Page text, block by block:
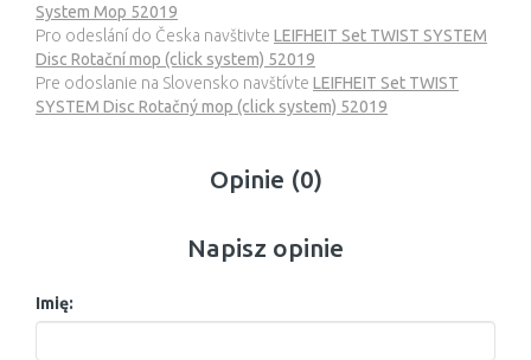
System Mop 52019
Pro odeslání do Česka navštivte LEIFHEIT Set TWIST SYSTEM
Disc Rotační mop (click system) 52019
Pre odoslanie na Slovensko navštívte LEIFHEIT Set TWIST
SYSTEM Disc Rotačný mop (click system) 52019
Opinie (0)
Napisz opinie
Imię: